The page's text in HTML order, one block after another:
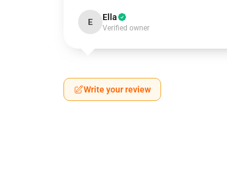
E Ella
Verified owner
Write your review